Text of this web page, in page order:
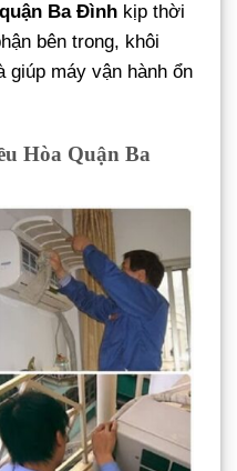
Ba Đình kịp thời
bên trong, khôi
giúp máy vận hành ổn
Hòa Quận Ba